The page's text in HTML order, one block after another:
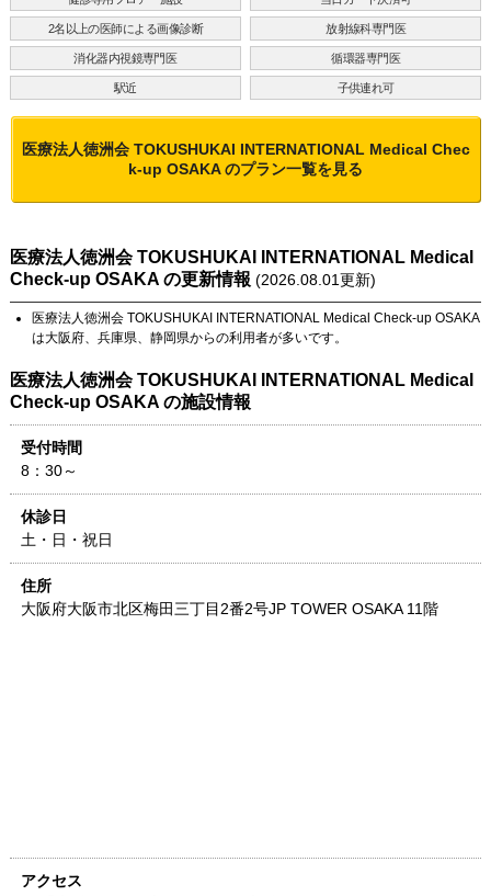
2名以上の医師による画像診断 放射線科専門医
消化器内視鏡専門医 循環器専門医
駅近 子供連れ可
医療法人徳洲会 TOKUSHUKAI INTERNATIONAL Medical Chec
k-up OSAKAのプラン一覧を見る
医療法人徳洲会 TOKUSHUKAI INTERNATIONAL Medical
Check-up OSAKA の更新情報 (2026.08.01更新)
医療法人徳洲会 TOKUSHUKAI INTERNATIONAL Medical Check-up OSAKA
は大阪府、 兵庫県、 静岡県からの利用者が多いです。
医療法人徳洲会 TOKUSHUKAI INTERNATIONAL Medical
Check-up OSAKA の施設情報
受付時間
8：30～
休診日
土・日・祝日
住所
大阪府大阪市北区梅田三丁目2番2号JP TOWER OSAKA 11階
アクセス